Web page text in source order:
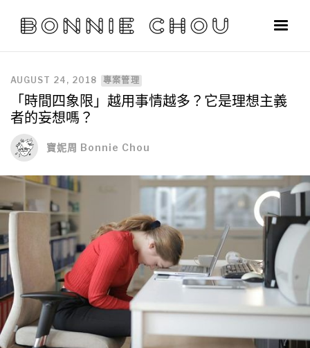
AUGUST 24, 2018 專案管理
「時間四象限」越用事情越多？它是理想主義
者的妄想嗎？
寶妮周 Bonnie Chou